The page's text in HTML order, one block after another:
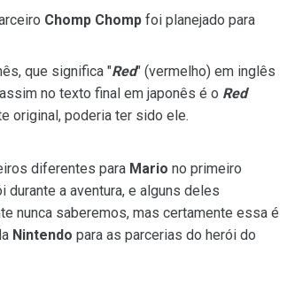
Chomp Chomp foi planejado para
que significa "Red" (vermelho) em inglês
no texto final em japonês é o Red
original, poderia ter sido ele.
diferentes para Mario no primeiro
a aventura, e alguns deles
nunca saberemos, mas certamente essa é
Nintendo para as parcerias do herói do